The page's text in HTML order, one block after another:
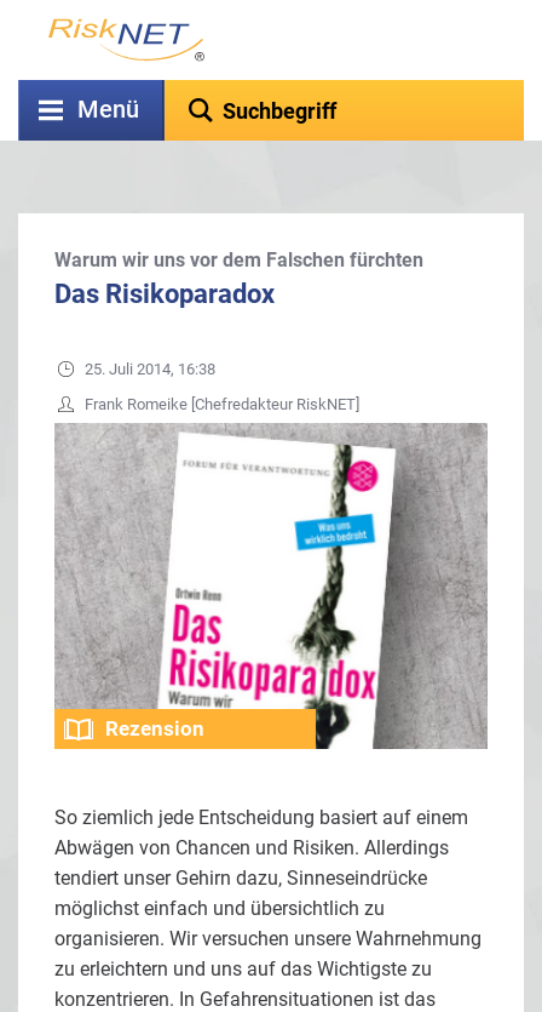
Menü
Warum wir uns vor dem Falschen fürchten
Das Risikoparadox
25. Juli 2014, 16:38
Frank Romeike [Chefredakteur RiskNET]
Rezension
So ziemlich jede Entscheidung basiert auf einem
Abwägen von Chancen und Risiken. Allerdings
tendiert unser Gehirn dazu, Sinneseindrücke
möglichst einfach und übersichtlich zu
organisieren. Wir versuchen unsere Wahrnehmung
zu erleichtern und uns auf das Wichtigste zu
konzentrieren. In Gefahrensituationen ist das